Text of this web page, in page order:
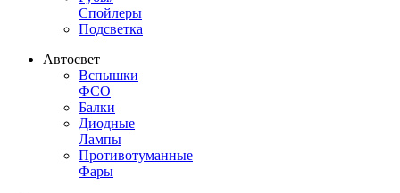
Спойлеры
Подсветка
Автосвет
Вспышки
ФСО
Балки
Диодные
Лампы
Противотуманные
Фары